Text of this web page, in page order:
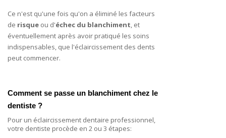
Ce n'est qu'une fois qu'on a éliminé les facteurs
de risque ou d'échec du blanchiment, et
éventuellement après avoir pratiqué les soins
indispensables, que l'éclaircissement des dents
peut commencer.
Comment se passe un blanchiment chez le
dentiste ?
Pour un éclaircissement dentaire professionnel,
votre dentiste procède en 2 ou 3 étapes: